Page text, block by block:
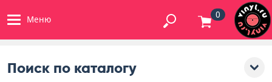
Меню 0
Поиск по каталогу